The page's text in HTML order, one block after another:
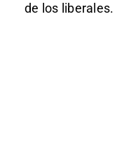
de los liberales.